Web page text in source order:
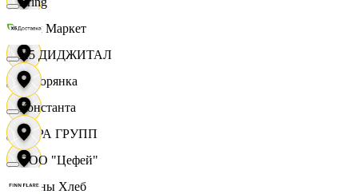
Хом Маркет
Хуторянка
ЦЕРА ГРУПП
Челны Хлеб
X5 ДИДЖИТАЛ
Константа
ООО "Цефей"